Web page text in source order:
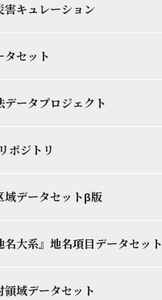
害キュレーション
タセット
データプロジェクト
ポジトリ
域データセットβ版
名大系』地名項目データセット
領域データセット